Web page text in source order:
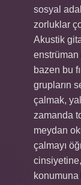
sosyal
zorluklar
Akustik
enstrüman
bazen bu
grupların
çalmak,
zamanda
meydan
çalmayı
konumuna